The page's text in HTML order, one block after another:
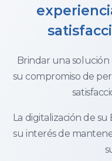
Brindar una
su compromiso de
La digitalización de
su interés de